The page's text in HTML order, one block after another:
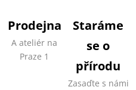
Prodejna
A ateliér na
Praze 1
Staráme
se o
přírodu
Zasaďte s námi